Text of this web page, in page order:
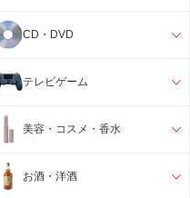
CD・DVD
テレビゲーム
美容・コスメ・香水
お酒・洋酒